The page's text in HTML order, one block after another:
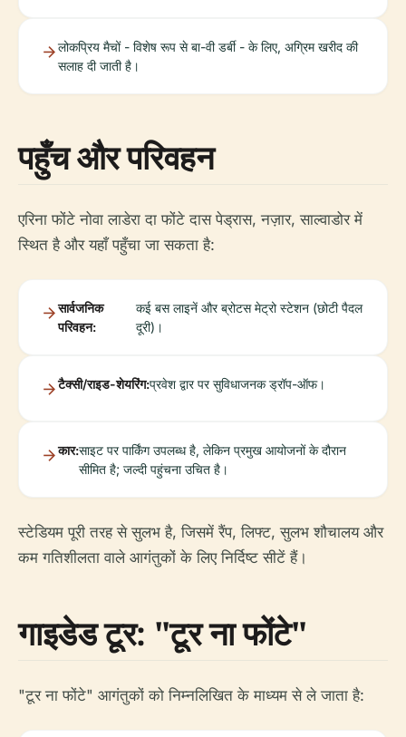
लोकप्रिय मैचों - विशेष रूप से बा-वी डर्बी - के लिए, अग्रिम खरीद की
सलाह दी जाती है।
पहुँच और परिवहन
एरिना फोंटे नोवा लाडेरा दा फोंटे दास पेड्रास, नज़ार, साल्वाडोर में
स्थित है और यहाँ पहुँचा जा सकता है:
सार्वजनिक
परिवहन:
कई बस लाइनें और ब्रोटस मेट्रो स्टेशन (छोटी पैदल
दूरी)।
टैक्सी/राइड-शेयरिंग:प्रवेश द्वार पर सुविधाजनक ड्रॉप-ऑफ।
कार:साइट पर पार्किंग उपलब्ध है, लेकिन प्रमुख आयोजनों के दौरान
सीमित है; जल्दी पहुंचना उचित है।
स्टेडियम पूरी तरह से सुलभ है, जिसमें रैंप, लिफ्ट, सुलभ शौचालय और
कम गतिशीलता वाले आगंतुकों के लिए निर्दिष्ट सीटें हैं।
गाइडेड टूर: "टूर ना फोंटे"
"टूर ना फोंटे" आगंतुकों को निम्नलिखित के माध्यम से ले जाता है: